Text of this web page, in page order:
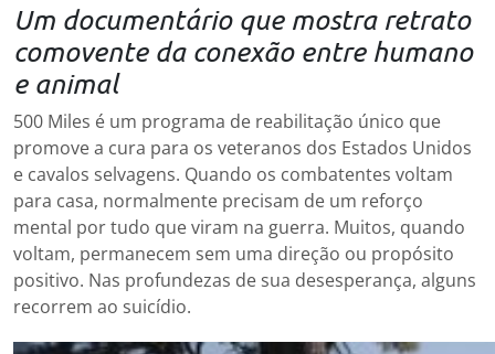
Um documentário que mostra retrato
comovente da conexão entre humano
e animal
500 Miles é um programa de reabilitação único que
promove a cura para os veteranos dos Estados Unidos
e cavalos selvagens. Quando os combatentes voltam
para casa, normalmente precisam de um reforço
mental por tudo que viram na guerra. Muitos, quando
voltam, permanecem sem uma direção ou propósito
positivo. Nas profundezas de sua desesperança, alguns
recorrem ao suicídio.